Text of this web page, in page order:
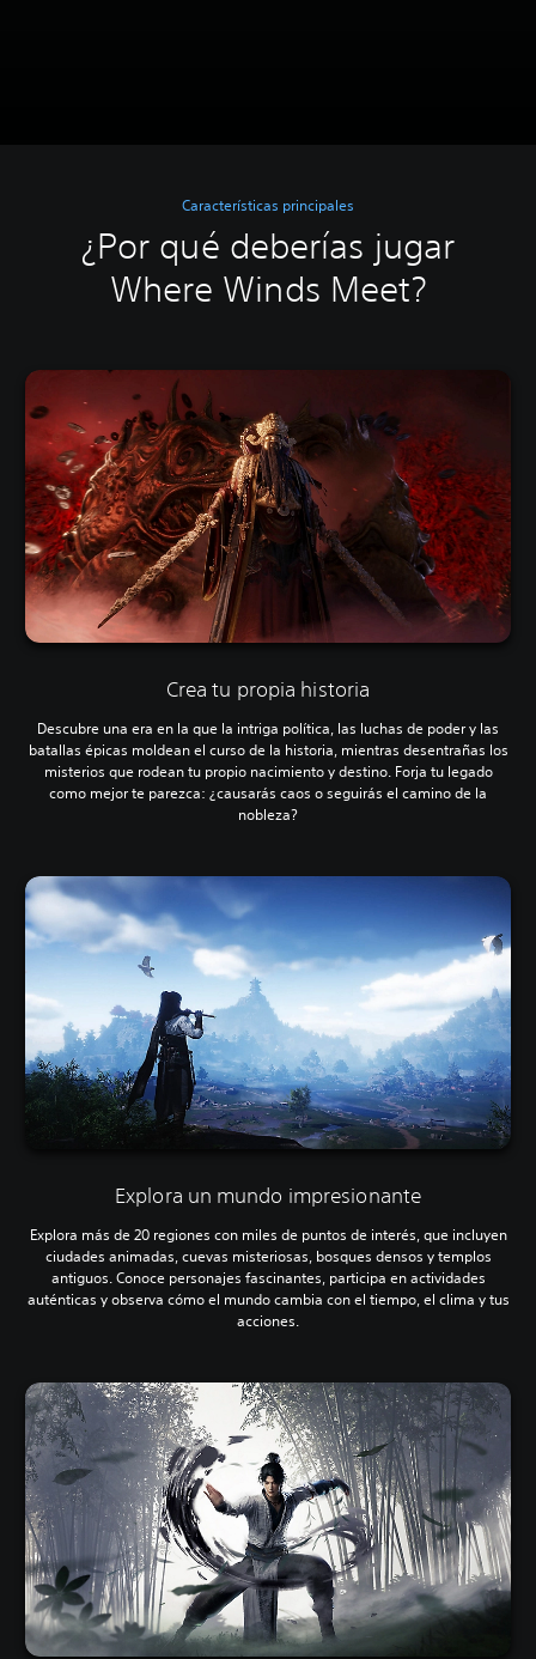
Características principales
¿Por qué deberías jugar
Where Winds Meet?
Crea tu propia historia
Descubre una era en la que la intriga política, las luchas de poder y las
batallas épicas moldean el curso de la historia, mientras desentrañas los
misterios que rodean tu propio nacimiento y destino. Forja tu legado
como mejor te parezca: ¿causarás caos o seguirás el camino de la
nobleza?
Explora un mundo impresionante
Explora más de 20 regiones con miles de puntos de interés, que incluyen
ciudades animadas, cuevas misteriosas, bosques densos y templos
antiguos. Conoce personajes fascinantes, participa en actividades
auténticas y observa cómo el mundo cambia con el tiempo, el clima y tus
acciones.